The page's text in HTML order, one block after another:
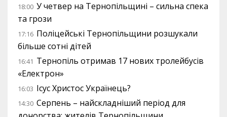
18:00 У четвер на Тернопільщині – сильна спека
та грози
17:16 Поліцейські Тернопільщини розшукали
більше сотні дітей
16:41 Тернопіль отримав 17 нових тролейбусів
«Електрон»
16:03 Ісус Христос Українець?
14:30 Серпень – найскладніший період для